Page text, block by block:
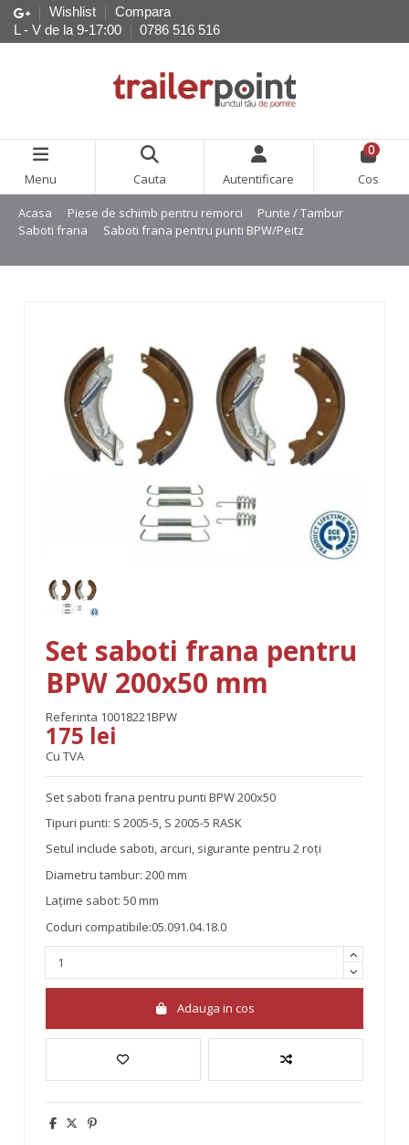
Wishlist
Compara
L - V de la 9-17:00
0786 516 516
Menu Cauta Autentificare
0
Cos
Acasa Piese de schimb pentru remorci
Punte / Tambur
Saboti frana
Saboti frana pentru punti BPW/Peitz
Set saboti frana pentru
BPW 200x50 mm
Referinta 10018221BPW
175 lei
Cu TVA
Set saboti frana pentru punti BPW 200x50
Tipuri punti: S 2005-5, S 2005-5 RASK
Setul include saboti, arcuri, sigurante pentru 2 roți
Diametru tambur: 200 mm
Lațime sabot: 50 mm
Coduri compatibile:05.091.04.18.0
Adauga in cos